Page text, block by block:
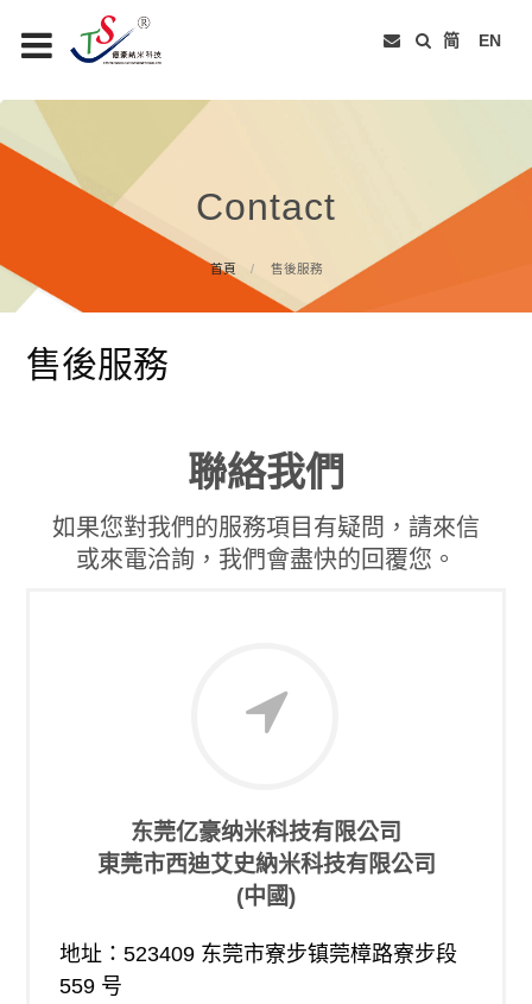
EN
简
Contact
首頁 售後服務
售後服務
聯絡我們
如果您對我們的服務項目有疑問，請來信
或來電洽詢，我們會盡快的回覆您。
东莞亿豪纳米科技有限公司
東莞市西迪艾史納米科技有限公司
(中國)
地址：523409 东莞市寮步镇莞樟路寮步段
559 号